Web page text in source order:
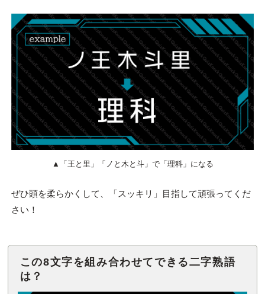
▲「王と里」「ノと木と斗」で「理科」になる
ぜひ頭を柔らかくして、「スッキリ」目指して頑張ってくだ
さい！
この8文字を組み合わせてできる二字熟語
は？